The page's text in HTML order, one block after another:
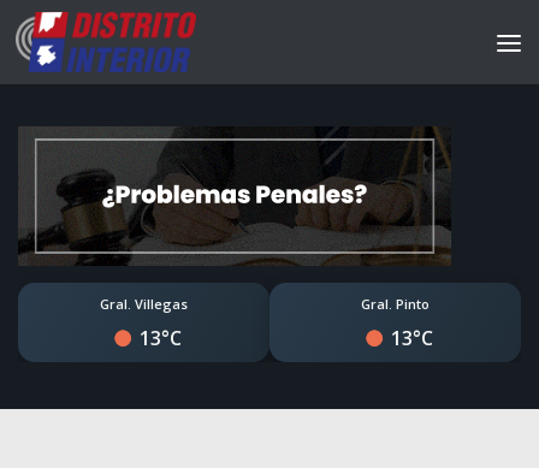
Gral. Villegas
13°C
Gral. Pinto
13°C